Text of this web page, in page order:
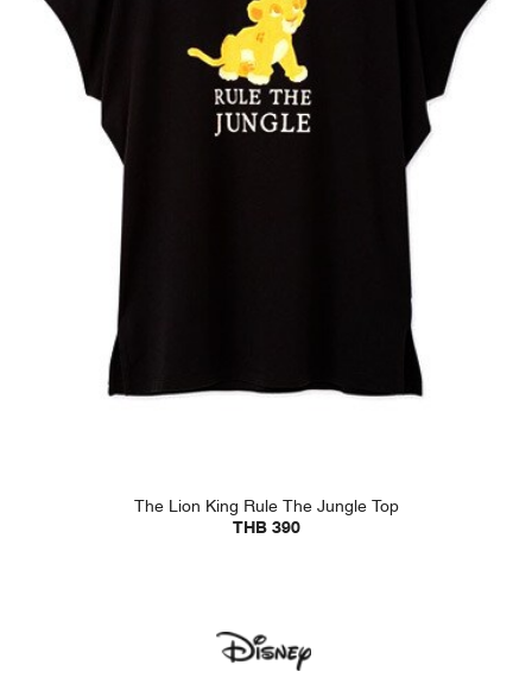
The Lion King Rule The Jungle Top
THB 390